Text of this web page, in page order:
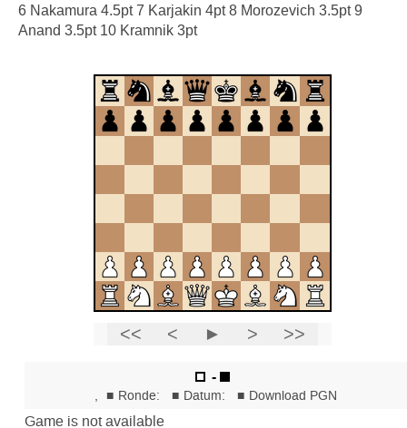
6 Nakamura 4.5pt 7 Karjakin 4pt 8 Morozevich 3.5pt 9
Anand 3.5pt 10 Kramnik 3pt